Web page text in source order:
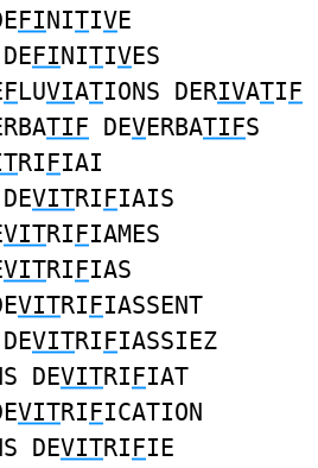
FINITIVE
FINITIVES
FLUVIATIONS DERIVATIF
TIF DEVERBATIFS
RIFIAI
VITRIFIAIS
VITRIFIAMES
VITRIFIAS
VITRIFIASSENT
VITRIFIASSIEZ
DEVITRIFIAT
VITRIFICATION
DEVITRIFIE